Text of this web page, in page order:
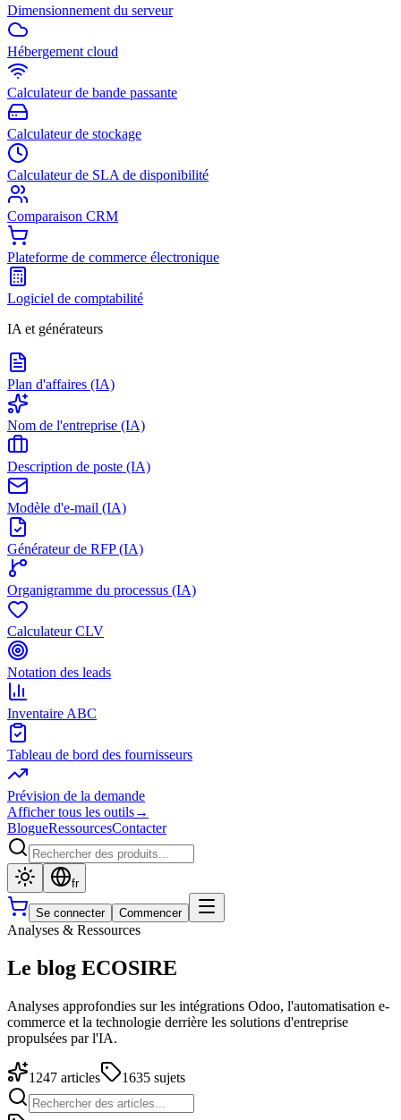
Dimensionnement du serveur
Hébergement cloud
Calculateur de bande passante
Calculateur de stockage
Calculateur de SLA de disponibilité
Comparaison CRM
Plateforme de commerce électronique
Logiciel de comptabilité
IA et générateurs
Plan d'affaires (IA)
Nom de l'entreprise (IA)
Description de poste (IA)
Modèle d'e-mail (IA)
Générateur de RFP (IA)
Organigramme du processus (IA)
Calculateur CLV
Notation des leads
Inventaire ABC
Tableau de bord des fournisseurs
Prévision de la demande
Afficher tous les outils→
BlogueRessourcesContacter
fr
Se connecter Commencer
Analyses & Ressources
Le blog ECOSIRE
Analyses approfondies sur les intégrations Odoo, l'automatisation e-
commerce et la technologie derrière les solutions d'entreprise
propulsées par l'IA.
1247 articles 1635 sujets